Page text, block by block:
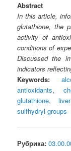
Abstract
In this article,
glutathione, the
activity of
conditions of
Discussed the
indicators
Keywords:
antioxidants,
glutathione,
sulfhydryl groups
Рубрика: